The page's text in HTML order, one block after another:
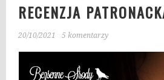
RECENZJA
20/10/2021 5 komentarzy